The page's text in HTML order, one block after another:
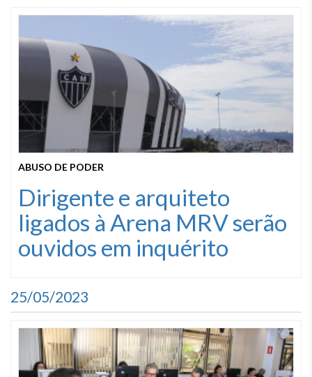
ABUSO DE PODER
Dirigente e arquiteto
ligados à Arena MRV serão
ouvidos em inquérito
25/05/2023